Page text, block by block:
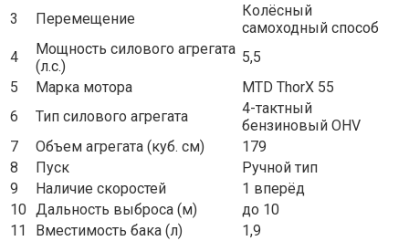
3
Перемещение
Колёсный
самоходный способ
4
Мощность силового агрегата
(л.с.)
5,5
5
Марка мотора
MTD ThorX 55
6
Тип силового агрегата
4-тактный
бензиновый OHV
7
Объем агрегата (куб. см)
179
8
Пуск
Ручной тип
9
Наличие скоростей
1 вперёд
10 Дальность выброса (м)
до 10
11
Вместимость бака (л)
1,9